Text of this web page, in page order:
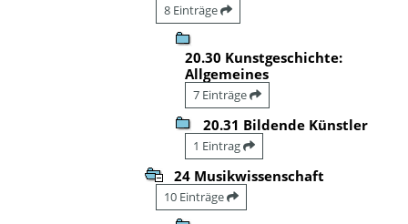
8 Einträge
20.30 Kunstgeschichte:
Allgemeines
7 Einträge
20.31 Bildende Künstler
1 Eintrag
24 Musikwissenschaft
10 Einträge